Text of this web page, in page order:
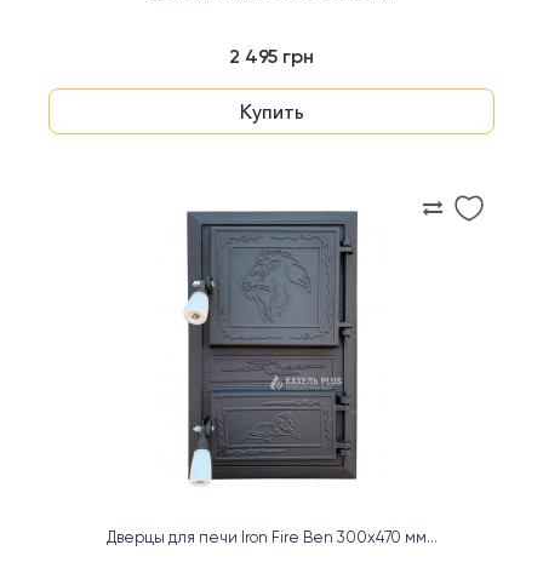
2 495 грн
Купить
Дверцы для печи Iron Fire Ben 300х470 мм...